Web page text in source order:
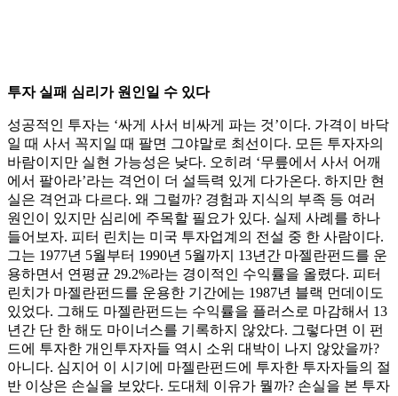
투자 실패 심리가 원인일 수 있다
성공적인 투자는 ‘싸게 사서 비싸게 파는 것’이다. 가격이 바닥
일 때 사서 꼭지일 때 팔면 그야말로 최선이다. 모든 투자자의
바람이지만 실현 가능성은 낮다. 오히려 ‘무릎에서 사서 어깨
에서 팔아라’라는 격언이 더 설득력 있게 다가온다. 하지만 현
실은 격언과 다르다. 왜 그럴까? 경험과 지식의 부족 등 여러
원인이 있지만 심리에 주목할 필요가 있다. 실제 사례를 하나
들어보자. 피터 린치는 미국 투자업계의 전설 중 한 사람이다.
그는 1977년 5월부터 1990년 5월까지 13년간 마젤란펀드를 운
용하면서 연평균 29.2%라는 경이적인 수익률을 올렸다. 피터
린치가 마젤란펀드를 운용한 기간에는 1987년 블랙 먼데이도
있었다. 그해도 마젤란펀드는 수익률을 플러스로 마감해서 13
년간 단 한 해도 마이너스를 기록하지 않았다. 그렇다면 이 펀
드에 투자한 개인투자자들 역시 소위 대박이 나지 않았을까?
아니다. 심지어 이 시기에 마젤란펀드에 투자한 투자자들의 절
반 이상은 손실을 보았다. 도대체 이유가 뭘까? 손실을 본 투자